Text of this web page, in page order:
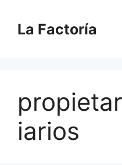
contenido
La Factoría
iarios